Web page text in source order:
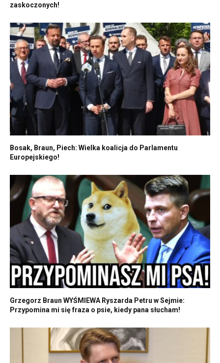
zaskoczonych!
Bosak, Braun, Piech: Wielka koalicja do Parlamentu
Europejskiego!
Grzegorz Braun WYŚMIEWA Ryszarda Petru w Sejmie:
Przypomina mi się fraza o psie, kiedy pana słucham!